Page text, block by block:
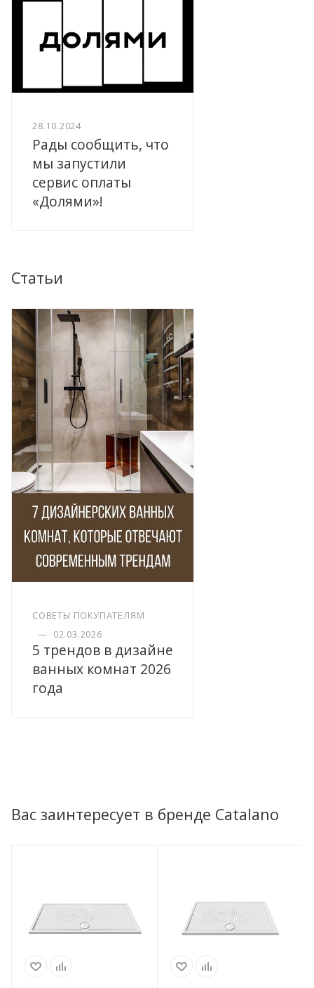
28.10.2024
Рады сообщить, что
мы запустили
сервис оплаты
«Долями»!
Статьи
СОВЕТЫ ПОКУПАТЕЛЯМ
— 02.03.2026
5 трендов в дизайне
ванных комнат 2026
года
Вас заинтересует в бренде Catalano